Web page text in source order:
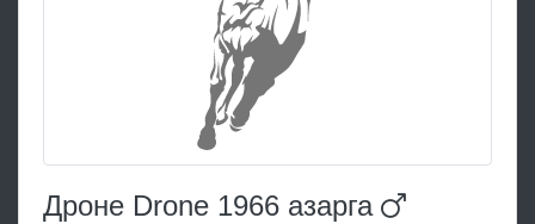
Дроне Drone 1966 азарга